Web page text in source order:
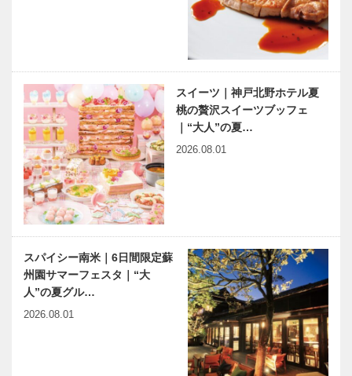
スイーツ｜神戸北野ホテル夏
桃の贅沢スイーツブッフェ
｜“大人”の夏…
2026.08.01
スパイシー南米｜6日間限定蘇
州園サマーフェスタ｜“大
人”の夏グル…
2026.08.01